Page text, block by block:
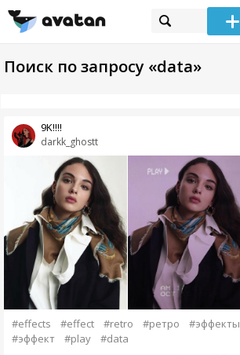
Поиск по запросу «data»
darkk_ghostt
9K!!!!
#effects #effect #retro #ретро
#эффекты
#эффект
#play #data